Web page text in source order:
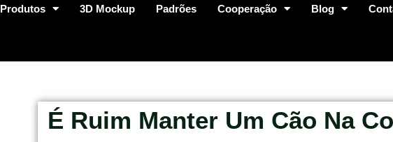
Produtos 3D Mockup Padrões Cooperação Blog
É Ruim Manter Um Cão Na